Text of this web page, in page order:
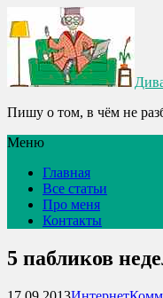
Пишу о том, в чём не
Меню
Главная
Все статьи
Про меня
Контакты
5 пабликов